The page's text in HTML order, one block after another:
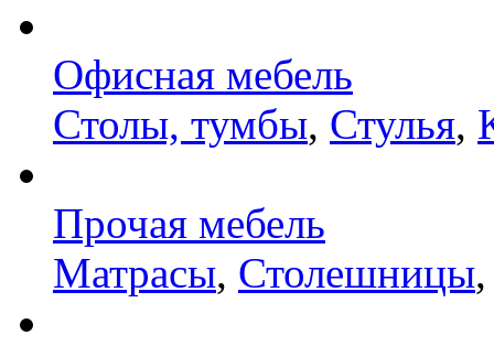
Офисная мебель
Столы, тумбы, Стулья,
Прочая мебель
Матрасы, Столешницы